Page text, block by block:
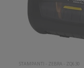
STAMPANTI - ZEBRA - ZQ630